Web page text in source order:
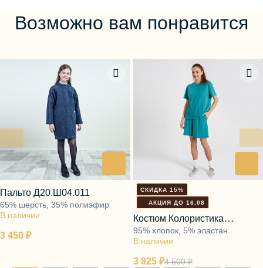
Возможно вам понравится
3 450 ₽
В наличии
Пальто Д20.Ш04.011
65% шерсть, 35% полиэфир
СКИДКА 15%
АКЦИЯ ДО 16.08
3 825 ₽4 500 ₽
В наличии
Костюм Колористика
бирюзовый
95% хлопок, 5% эластан